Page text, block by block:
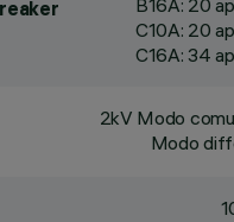
B16A: 20
C10A: 20
C16A: 34
2kV Modo
Modo